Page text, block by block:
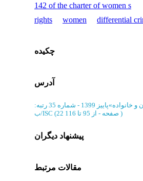
142 of the charter of women s
rights
women differential
چکیده
آدرس
و خانواده»پاییز 1399 - شماره 35
رتبه:
ب/ISC
(‎22 صفحه - )
پیشنهاد دیگران
مقالات مرتبط